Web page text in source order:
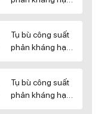
Tụ bù công suất
phản kháng hạ
Tụ bù công suất
phản kháng hạ